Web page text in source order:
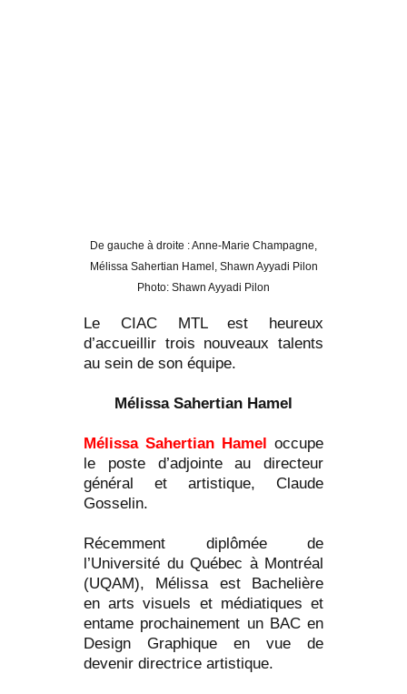
De gauche à droite : Anne-Marie Champagne,
Mélissa Sahertian Hamel, Shawn Ayyadi Pilon
Photo: Shawn Ayyadi Pilon
Le CIAC MTL est heureux
d’accueillir trois nouveaux talents
au sein de son équipe.
Mélissa Sahertian Hamel
Mélissa Sahertian Hamel occupe
le poste d’adjointe au directeur
général et artistique, Claude
Gosselin.
Récemment diplômée de
l’Université du Québec à Montréal
(UQAM), Mélissa est Bachelière
en arts visuels et médiatiques et
entame prochainement un BAC en
Design Graphique en vue de
devenir directrice artistique.